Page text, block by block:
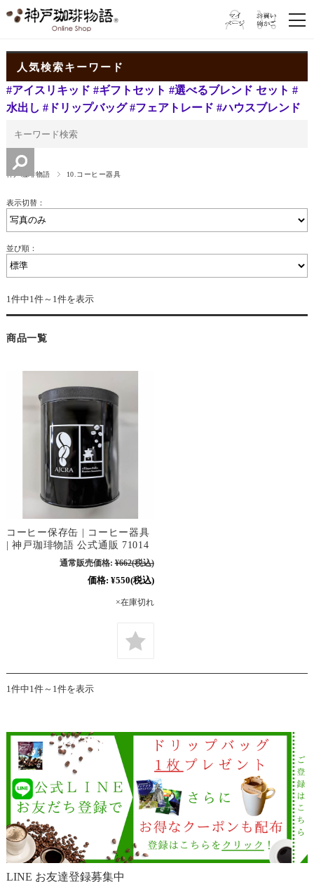
人気検索キーワード
#アイスリキッド #ギフトセット #選べるブレンド セット #
水出し #ドリップバッグ #フェアトレード #ハウスブレンド
神戸珈琲物語 10.コーヒー器具
表示切替：
並び順：
1件中1件～1件を表示
商品一覧
コーヒー保存缶 | コーヒー器具
| 神戸珈琲物語 公式通販 71014
通常販売価格: ¥662(税込)
価格: ¥550(税込)
×在庫切れ
1件中1件～1件を表示
LINE お友達登録募集中